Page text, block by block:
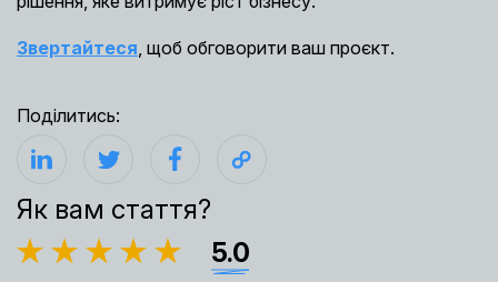
Звертайтеся, щоб обговорити ваш проєкт.
Поділитись:
Як вам стаття?
5.0